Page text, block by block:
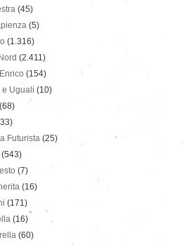
(45)
(5)
(1.316)
(2.411)
(154)
e Uguali (10)
(68)
Futurista (25)
(543)
(7)
(16)
(171)
(16)
(60)